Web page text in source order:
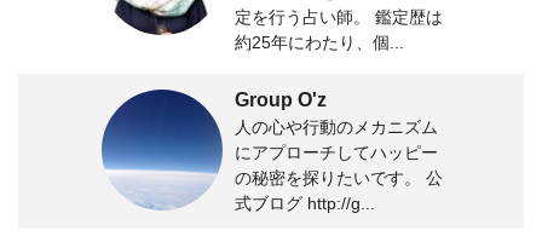
定を行う占い師。 鑑定歴は
約25年にわたり、個...
Group O'z
人の心や行動のメカニズム
にアプローチしてハッピー
の秘密を探りたいです。 公
式ブログ http://g...